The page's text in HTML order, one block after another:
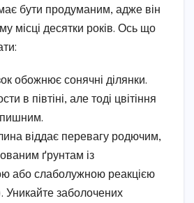
бути продуманим, адже він
місці десятки років. Ось що
обожнює сонячні ділянки.
в півтіні, але тоді цвітіння
віддає перевагу родючим,
ґрунтам із
або слаболужною реакцією
Уникайте заболочених